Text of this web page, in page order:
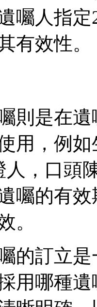
囑人指
有效性。
則是在
用，例
人，口頭
囑的有
。
的訂立
用哪種